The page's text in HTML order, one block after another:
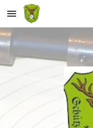
Skip to main content